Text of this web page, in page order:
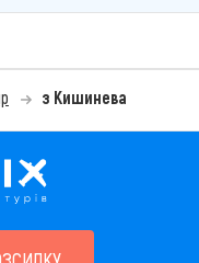
з Кишинева